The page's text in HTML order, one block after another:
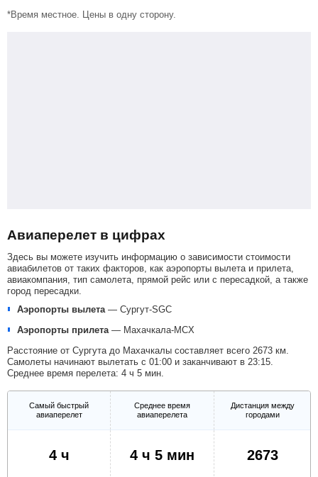
*Время местное. Цены в одну сторону.
Авиаперелет в цифрах
Здесь вы можете изучить информацию о зависимости стоимости
авиабилетов от таких факторов, как аэропорты вылета и прилета,
авиакомпания, тип самолета, прямой рейс или с пересадкой, а также
город пересадки.
Аэропорты вылета — Сургут-SGC
Аэропорты прилета — Махачкала-MCX
Расстояние от Сургута до Махачкалы составляет всего 2673 км.
Самолеты начинают вылетать с 01:00 и заканчивают в 23:15.
Среднее время перелета: 4 ч 5 мин.
Самый быстрый
авиаперелет
Среднее время
авиаперелета
Дистанция между
городами
4 ч 4 ч 5 мин 2673